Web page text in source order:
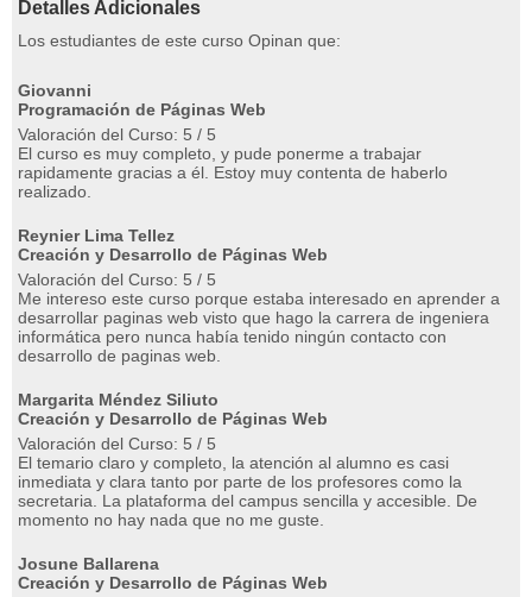
Detalles Adicionales
Los estudiantes de este curso Opinan que:
Giovanni
Programación de Páginas Web
Valoración del Curso: 5 / 5
El curso es muy completo, y pude ponerme a trabajar
rapidamente gracias a él. Estoy muy contenta de haberlo
realizado.
Reynier Lima Tellez
Creación y Desarrollo de Páginas Web
Valoración del Curso: 5 / 5
Me intereso este curso porque estaba interesado en aprender a
desarrollar paginas web visto que hago la carrera de ingeniera
informática pero nunca había tenido ningún contacto con
desarrollo de paginas web.
Margarita Méndez Siliuto
Creación y Desarrollo de Páginas Web
Valoración del Curso: 5 / 5
El temario claro y completo, la atención al alumno es casi
inmediata y clara tanto por parte de los profesores como la
secretaria. La plataforma del campus sencilla y accesible. De
momento no hay nada que no me guste.
Josune Ballarena
Creación y Desarrollo de Páginas Web